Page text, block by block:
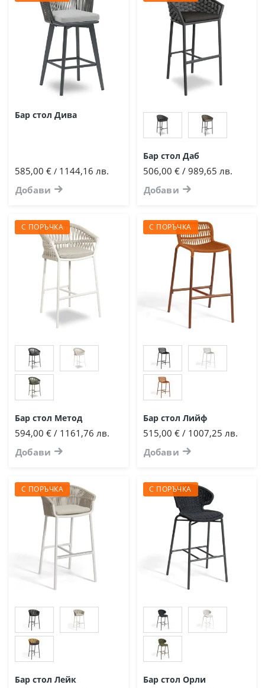
Бар стол Дива
585,00 € / 1144,16 лв.
Добави
Бар стол Даб
506,00 € / 989,65 лв.
Добави
С ПОРЪЧКА
Бар стол Метод
594,00 € / 1161,76 лв.
Добави
С ПОРЪЧКА
Бар стол Лийф
515,00 € / 1007,25 лв.
Добави
С ПОРЪЧКА
Бар стол Лейк
С ПОРЪЧКА
Бар стол Орли